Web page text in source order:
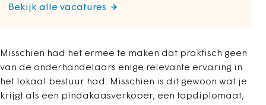
Bekijk alle vacatures
Misschien had het ermee te maken dat praktisch geen
van de onderhandelaars enige relevante ervaring in
het lokaal bestuur had. Misschien is dit gewoon wat je
krijgt als een pindakaasverkoper, een topdiplomaat,